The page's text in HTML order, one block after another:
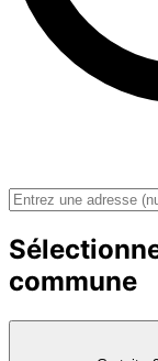
commune